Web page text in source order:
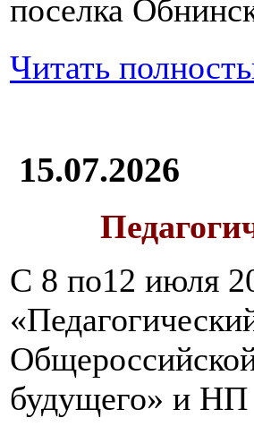
поселка
Читать
15.07.2026
С 8 по12 июля
будущего» и